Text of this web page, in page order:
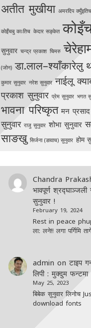
अतीत मुखीया अमरदिप
काेइँचबु काःतिच केदार सङ्केत
सुनुवार चन्द्र प्रकाश चिमरु
(जोन) डा.लाल–श्याँकारेलु
कुमार सुनुवार नरेश सुनुवार नाईलू
प्रकाश सुनुवार प्रेम सुनुवार भगत
भावना परिष्कृत मन प्रसाद
सुनुवार राजु सुनुवार शोभा सुनुवार
साङखु सिर्जना (ङावाच) सुनुवार होम
Chandra
भावपूर्ण श्रद्घाञ्जली
सुनुवार !
February 19, 2024
Rest in peace
ला: लने!! लगा पर्गिमि
admin onटाइप
लिपी : मुक्दुम फन्टमा
May 25, 2023
बिबेक सुनुवार लिनोच
download fonts